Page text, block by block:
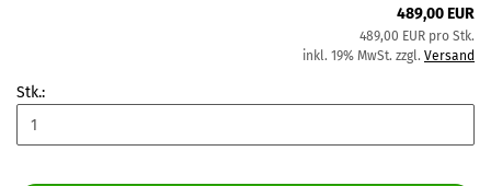
489,00 EUR
489,00 EUR pro Stk.
inkl. 19% MwSt. zzgl. Versand
Stk.: